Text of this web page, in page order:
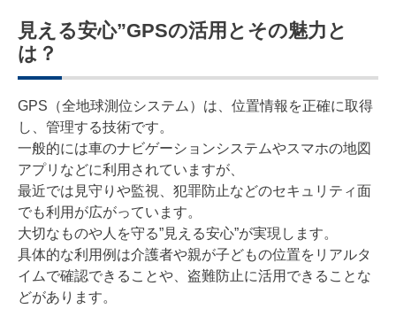
見える安心”GPSの活用とその魅力と
は？
GPS（全地球測位システム）は、位置情報を正確に取得
し、管理する技術です。
一般的には車のナビゲーションシステムやスマホの地図
アプリなどに利用されていますが、
最近では見守りや監視、犯罪防止などのセキュリティ面
でも利用が広がっています。
大切なものや人を守る”見える安心”が実現します。
具体的な利用例は介護者や親が子どもの位置をリアルタ
イムで確認できることや、盗難防止に活用できることな
どがあります。